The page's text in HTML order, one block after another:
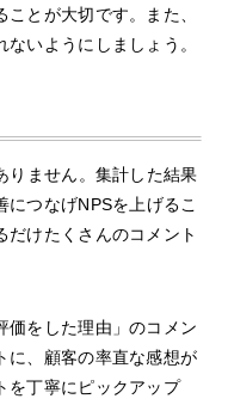
とが大切です。また、
いようにしましょう。
りません。集計した結果
つなげNPSを上げるこ
だけたくさんのコメント
価をした理由」のコメン
に、顧客の率直な感想が
を丁寧にピックアップ